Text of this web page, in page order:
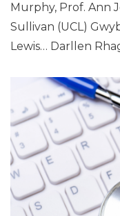
Murphy, Prof. Ann
Sullivan (UCL)
Lewis… Darllen